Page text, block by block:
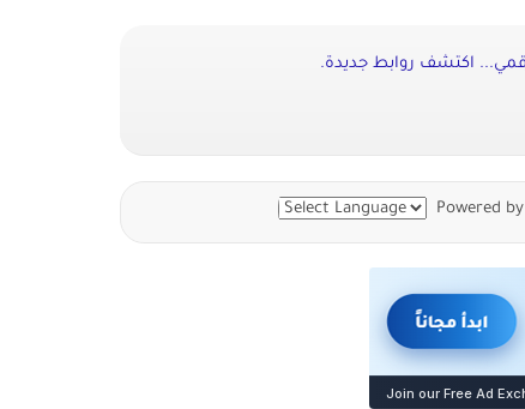
اكتشف روابط جديدة.
Powered